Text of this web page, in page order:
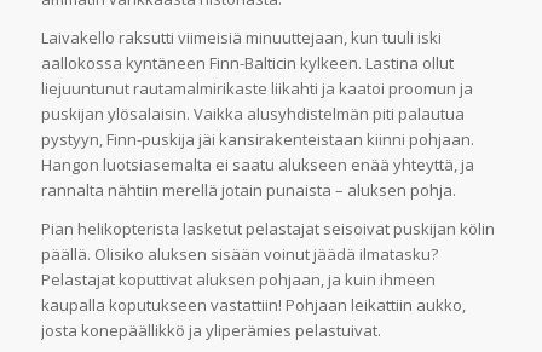
Laivakello raksutti viimeisiä minuuttejaan, kun tuuli iski
aallokossa kyntäneen Finn-Balticin kylkeen. Lastina ollut
liejuuntunut rautamalmirikaste liikahti ja kaatoi proomun ja
puskijan ylösalaisin. Vaikka alusyhdistelmän piti palautua
pystyyn, Finn-puskija jäi kansirakenteistaan kiinni pohjaan.
Hangon luotsiasemalta ei saatu alukseen enää yhteyttä, ja
rannalta nähtiin merellä jotain punaista – aluksen pohja.
Pian helikopterista lasketut pelastajat seisoivat puskijan kölin
päällä. Olisiko aluksen sisään voinut jäädä ilmatasku?
Pelastajat koputtivat aluksen pohjaan, ja kuin ihmeen
kaupalla koputukseen vastattiin! Pohjaan leikattiin aukko,
josta konepäällikkö ja yliperämies pelastuivat.